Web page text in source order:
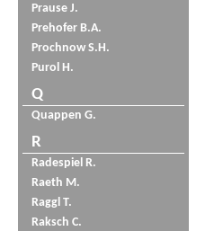
Prause J.
Prehofer B.A.
Prochnow S.H.
Purol H.
Q
Quappen G.
R
Radespiel R.
Raeth M.
Raggl T.
Raksch C.